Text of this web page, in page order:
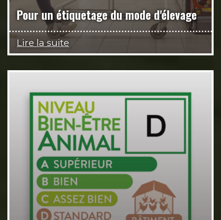
Pour un étiquetage du mode d'élevage
Lire la suite